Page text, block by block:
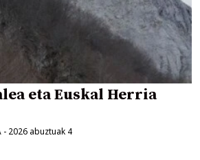
eta Euskal Herria
- 2026 abuztuak 4